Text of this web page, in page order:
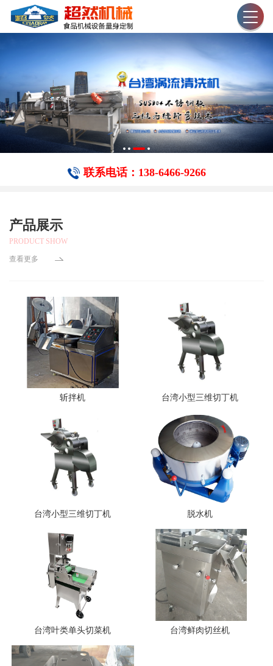
联系电话：138-6466-​9266
产品展示
PRODUCT SHOW
查看更多
斩拌机 台湾小型三维切丁机
台湾小型三维切丁机 脱水机
台湾叶类单头切菜机 台湾鲜肉切丝机